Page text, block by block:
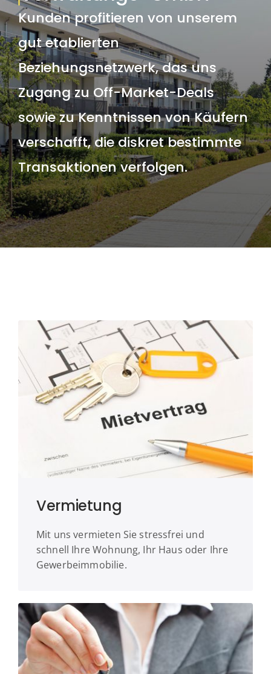
Kunden profitieren von unserem
gut etablierten
Beziehungsnetzwerk, das uns
Zugang zu Off-Market-Deals
sowie zu Kenntnissen von Käufern
verschafft, die diskret bestimmte
Transaktionen verfolgen.
Vermietung
Mit uns vermieten Sie stressfrei und
schnell Ihre Wohnung, Ihr Haus oder Ihre
Gewerbeimmobilie.